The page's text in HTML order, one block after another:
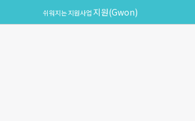
쉬워지는 지원사업지원(Gwon)